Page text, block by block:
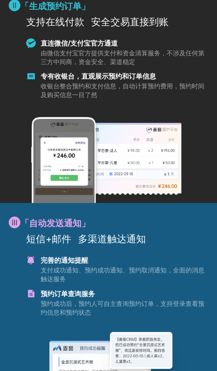
「生成预约订单」
支持在线付款 安全交易直接到账
直连微信/支付宝官方通道
由微信支付宝官方提供支付和资金清算服务，不涉及任何第
三方中间商，资金安全、渠道稳定
专有收银台，直观展示预约和订单信息
收银台整合预约和支付信息，自动计算预约费用，预约时间
及购买信息一目了然
「自动发送通知」
短信+邮件 多渠道触达通知
完善的通知提醒
支付成功通知、预约成功通知、预约取消通知，全面的消息
触达服务
预约订单查询服务
预约成功后，预约人可自主查询预约订单，支持登录查看预
约信息和预约状态